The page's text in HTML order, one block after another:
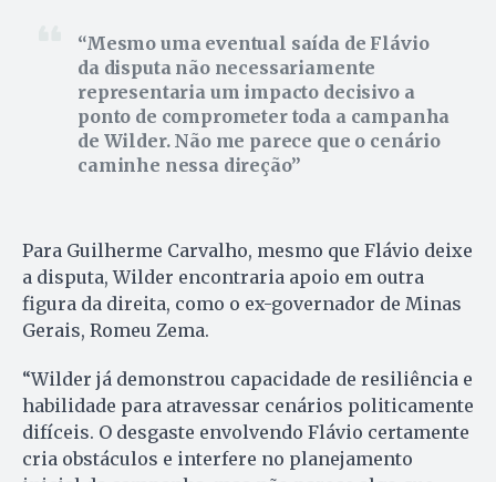
Mesmo uma eventual saída de Flávio
da disputa não necessariamente
representaria um impacto decisivo a
ponto de comprometer toda a campanha
de Wilder. Não me parece que o cenário
caminhe nessa direção
Para Guilherme Carvalho, mesmo que Flávio deixe
a disputa, Wilder encontraria apoio em outra
figura da direita, como o ex-governador de Minas
Gerais, Romeu Zema.
“Wilder já demonstrou capacidade de resiliência e
habilidade para atravessar cenários politicamente
difíceis. O desgaste envolvendo Flávio certamente
cria obstáculos e interfere no planejamento